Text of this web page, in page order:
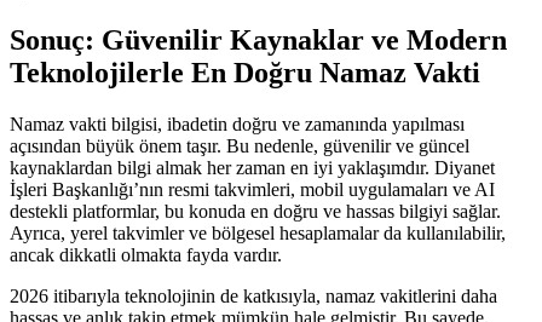
Sonuç: Güvenilir Kaynaklar ve Modern
Teknolojilerle En Doğru Namaz Vakti
Namaz vakti bilgisi, ibadetin doğru ve zamanında yapılması
açısından büyük önem taşır. Bu nedenle, güvenilir ve güncel
kaynaklardan bilgi almak her zaman en iyi yaklaşımdır. Diyanet
İşleri Başkanlığı’nın resmi takvimleri, mobil uygulamaları ve AI
destekli platformlar, bu konuda en doğru ve hassas bilgiyi sağlar.
Ayrıca, yerel takvimler ve bölgesel hesaplamalar da kullanılabilir,
ancak dikkatli olmakta fayda vardır.
2026 itibarıyla teknolojinin de katkısıyla, namaz vakitlerini daha
hassas ve anlık takip etmek mümkün hale gelmiştir. Bu sayede,